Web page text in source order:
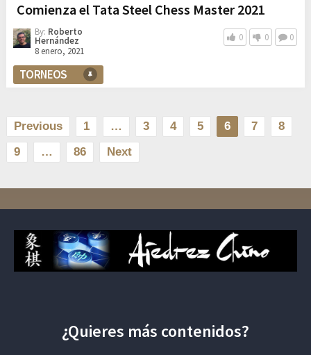
Comienza el Tata Steel Chess Master 2021
By: Roberto
Hernández
8 enero, 2021
0 0 0
TORNEOS
Paginación
de
entradas
Previous 1 … 3 4 5 6 7
8
9
… 86 Next
¿Quieres más contenidos?